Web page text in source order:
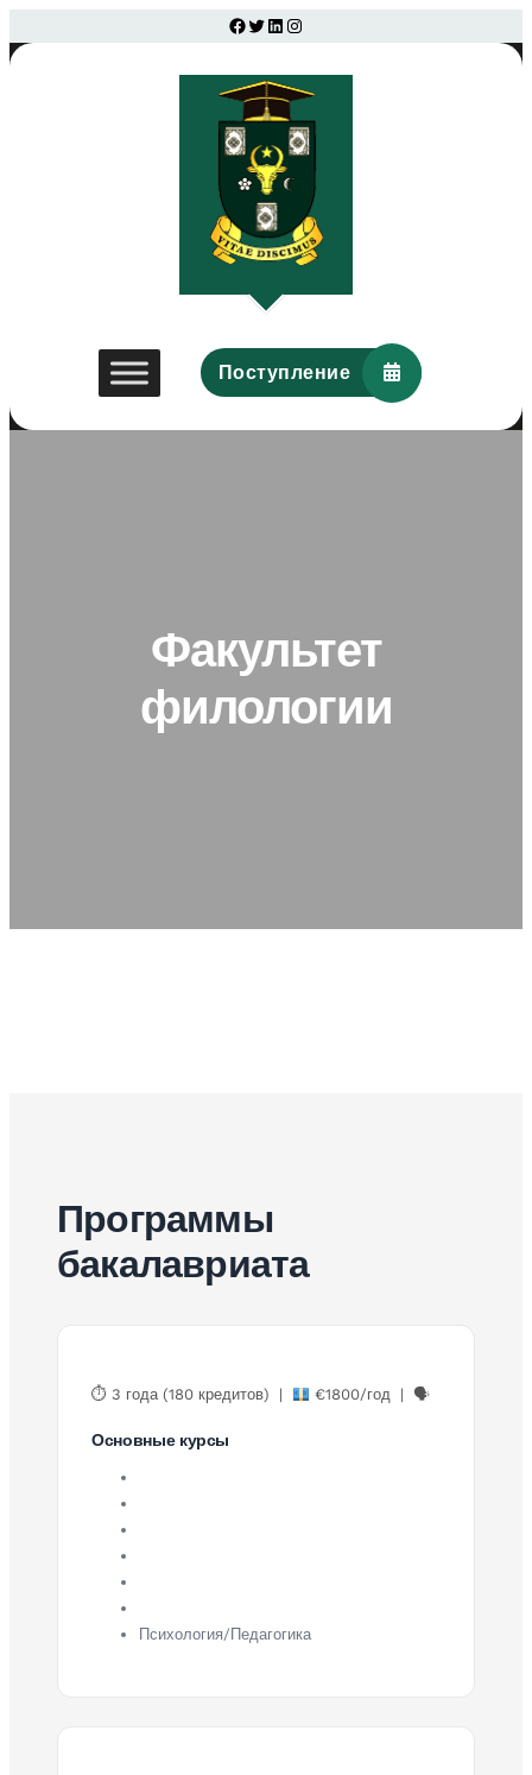
Facebook
Twitter
LinkedIn
Instagram
Поступление
Факультет
филологии
Программы
бакалавриата
⏱ 3 года (180 кредитов) | €1800/год | 🗣
Основные курсы
Психология/Педагогика